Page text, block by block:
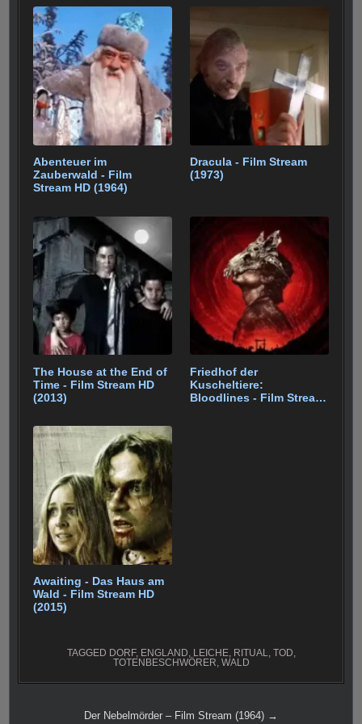
Abenteuer im
Zauberwald - Film
Stream HD (1964)
Dracula - Film Stream
(1973)
The House at the End of
Time - Film Stream HD
(2013)
Friedhof der
Kuscheltiere:
Bloodlines - Film Stream
Awaiting - Das Haus am
Wald - Film Stream HD
(2015)
TAGGED DORF, ENGLAND, LEICHE, RITUAL, TOD,
TOTENBESCHWÖRER, WALD
Beitragsnavigation
Der Nebelmörder – Film Stream (1964) →